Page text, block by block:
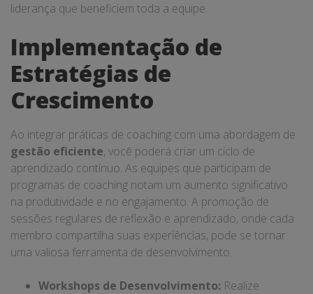
liderança que beneficiem toda a equipe.
Implementação de
Estratégias de
Crescimento
Ao integrar práticas de coaching com uma abordagem de
gestão eficiente, você poderá criar um ciclo de
aprendizado contínuo. As equipes que participam de
programas de coaching notam um aumento significativo
na produtividade e no engajamento. A promoção de
sessões regulares de reflexão e aprendizado, onde cada
membro compartilha suas experiências, pode se tornar
uma valiosa ferramenta de desenvolvimento.
Workshops de Desenvolvimento: Realize